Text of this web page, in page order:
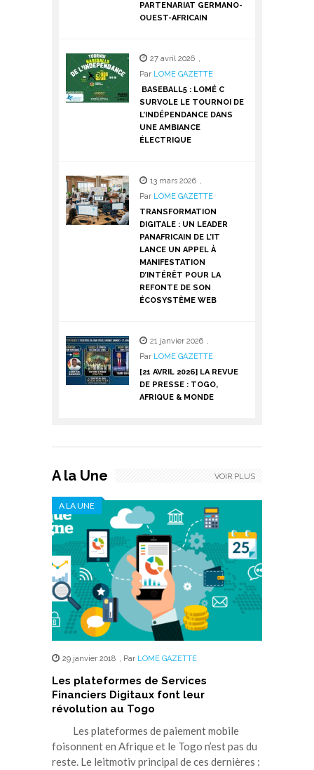
PARTENARIAT GERMANO-
OUEST-AFRICAIN
27 avril 2026 ,
Par LOME GAZETTE
BASEBALL5 : LOMÉ C
SURVOLE LE TOURNOI DE
L’INDÉPENDANCE DANS
UNE AMBIANCE
ÉLECTRIQUE
13 mars 2026 ,
Par LOME GAZETTE
TRANSFORMATION
DIGITALE : UN LEADER
PANAFRICAIN DE L’IT
LANCE UN APPEL À
MANIFESTATION
D’INTÉRÊT POUR LA
REFONTE DE SON
ÉCOSYSTÈME WEB
21 janvier 2026 ,
Par LOME GAZETTE
[21 AVRIL 2026] LA REVUE
DE PRESSE : TOGO,
AFRIQUE & MONDE
A la Une
A LA UNE
29 janvier 2018 , Par LOME GAZETTE
Les plateformes de Services
Financiers Digitaux font leur
révolution au Togo
Les plateformes de paiement mobile
foisonnent en Afrique et le Togo n’est pas du
reste. Le leitmotiv principal de ces dernières :
VOIR PLUS